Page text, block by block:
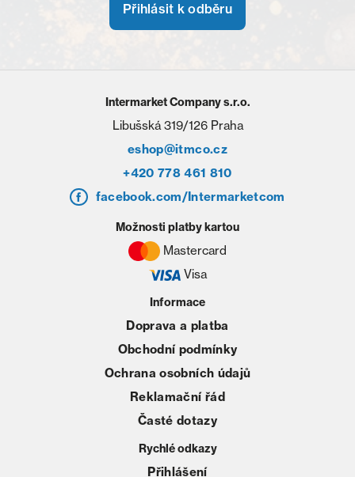
Přihlásit k odběru
Intermarket Company s.r.o.
Libušská 319/126 Praha
eshop@itmco.cz
+420 778 461 810
facebook.com/Intermarketcom
Informace
Doprava a platba
Obchodní podmínky
Ochrana osobních údajů
Reklamační řád
Časté dotazy
Rychlé odkazy
Přihlášení
Možnosti platby kartou
Mastercard
Visa